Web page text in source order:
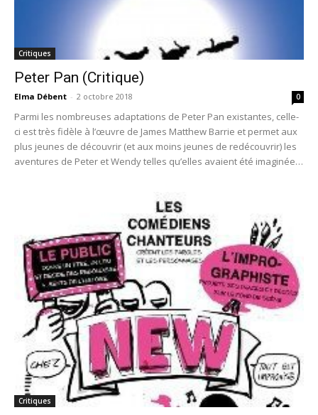
Critiques
Peter Pan (Critique)
Elma Débent - 2 octobre 2018 0
Parmi les nombreuses adaptations de Peter Pan existantes, celle-
ci est très fidèle à l’œuvre de James Matthew Barrie et permet aux
plus jeunes de découvrir (et aux moins jeunes de redécouvrir) les
aventures de Peter et Wendy telles qu’elles avaient été imaginées
Critiques